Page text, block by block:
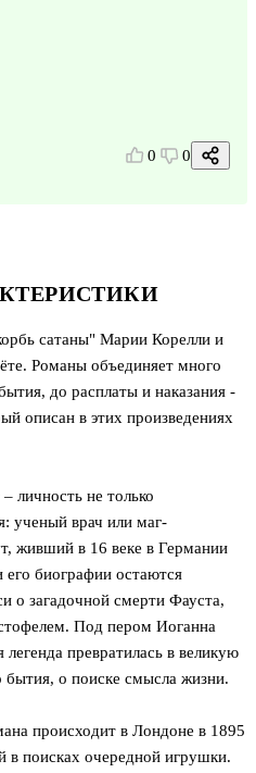
сатаны" Марии Корелли и
Романы объединяет много
до расплаты и наказания -
описан в этих произведениях
личность не только
ученый врач или маг-
живший в 16 веке в Германии
его биографии остаются
о загадочной смерти Фауста,
Под пером Иоганна
легенда превратилась в великую
бытия, о поиске смысла жизни.
происходит в Лондоне в 1895
в поисках очередной игрушки.
0 0